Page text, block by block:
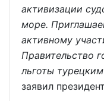
активизации
море.
активному
Правительство
льготы
заявил